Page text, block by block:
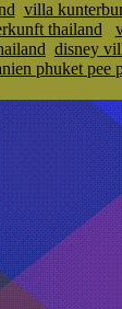
villa
thailand
disney
phuket pee